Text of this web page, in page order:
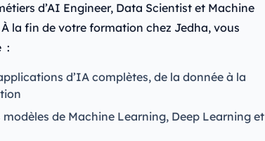
d’AI Engineer, Data Scientist et Machine
la fin de votre formation chez Jedha, vous
:
d’IA complètes, de la donnée à la
modèles de Machine Learning, Deep Learning et